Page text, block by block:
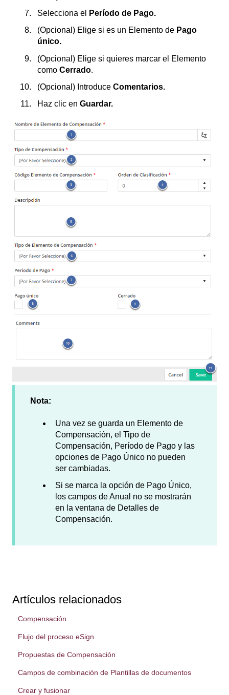
Selecciona el
Período de Pago.
(Opcional) Elige si es un Elemento de Pago
único.
(Opcional) Elige si quieres marcar el Elemento
como Cerrado.
(Opcional) Introduce Comentarios.
Haz clic en Guardar.
Nota:
Una vez se guarda un Elemento de
Compensación, el Tipo de
Compensación, Período de Pago y las
opciones de Pago Único no pueden
ser cambiadas.
Si se marca la opción de Pago Único,
los campos de Anual no se mostrarán
en la ventana de Detalles de
Compensación.
Artículos relacionados
Compensación
Flujo del proceso eSign
Propuestas de Compensación
Campos de combinación de Plantillas de documentos
Crear y fusionar